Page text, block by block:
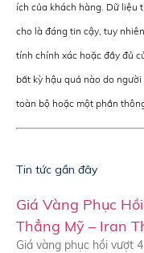
ích của khách hàng. Dữ liệu
cho là đáng tin cậy, tuy
tính chính xác hoặc đầy đủ
bất kỳ hậu quả nào do
toàn bộ hoặc một phần
Tin tức gần đây
Giá Vàng Phục
Thẳng Mỹ – Iran
Giá vàng phục hồi vượt